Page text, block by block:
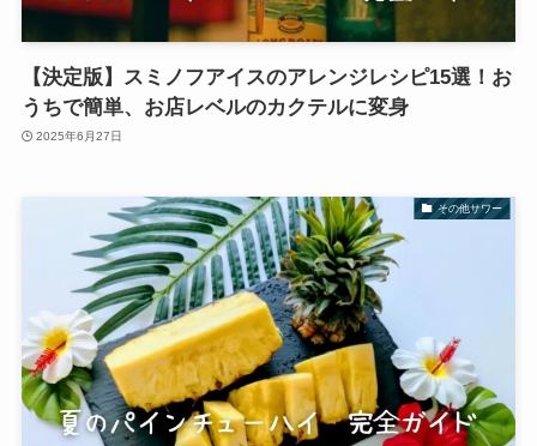
【決定版】スミノフアイスのアレンジレシピ15選！お
うちで簡単、お店レベルのカクテルに変身
2025年6月27日
その他サワー